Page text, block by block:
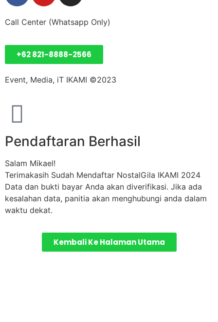
Call Center (Whatsapp Only)
+62 821-8888-2566
Event, Media, iT IKAMI ©2023
Pendaftaran Berhasil
Salam Mikael!
Terimakasih Sudah Mendaftar NostalGila IKAMI 2024
Data dan bukti bayar Anda akan diverifikasi. Jika ada
kesalahan data, panitia akan menghubungi anda dalam
waktu dekat.
Kembali Ke Halaman Utama